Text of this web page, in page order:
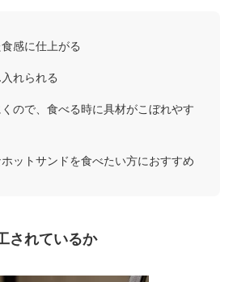
感に仕上がる
れられる
ので、食べる時に具材がこぼれやす
ットサンドを食べたい方におすすめ
されているか